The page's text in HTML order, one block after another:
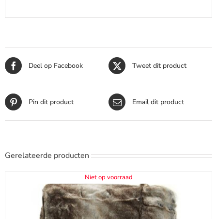
Deel op Facebook Tweet dit product
Pin dit product Email dit product
Gerelateerde producten
Niet op voorraad